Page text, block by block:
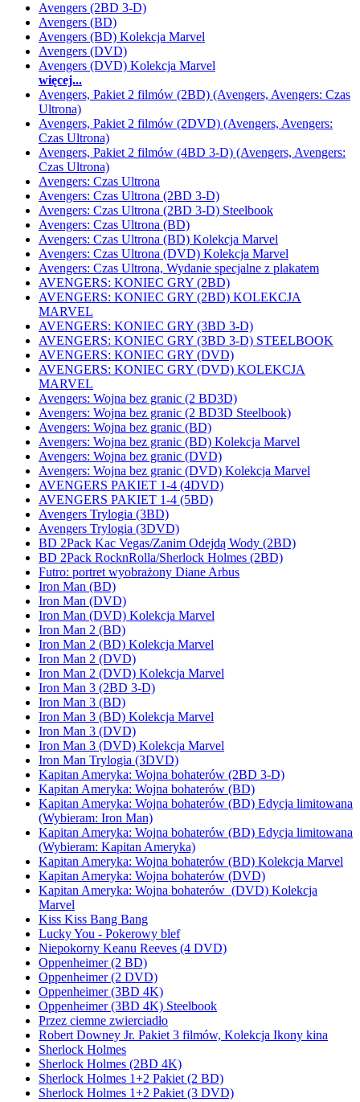
Avengers (2BD 3-D)
Avengers (BD)
Avengers (BD) Kolekcja Marvel
Avengers (DVD)
Avengers (DVD) Kolekcja Marvel
więcej...
Avengers, Pakiet 2 filmów (2BD) (Avengers, Avengers: Czas
Ultrona)
Avengers, Pakiet 2 filmów (2DVD) (Avengers, Avengers:
Czas Ultrona)
Avengers, Pakiet 2 filmów (4BD 3-D) (Avengers, Avengers:
Czas Ultrona)
Avengers: Czas Ultrona
Avengers: Czas Ultrona (2BD 3-D)
Avengers: Czas Ultrona (2BD 3-D) Steelbook
Avengers: Czas Ultrona (BD)
Avengers: Czas Ultrona (BD) Kolekcja Marvel
Avengers: Czas Ultrona (DVD) Kolekcja Marvel
Avengers: Czas Ultrona, Wydanie specjalne z plakatem
AVENGERS: KONIEC GRY (2BD)
AVENGERS: KONIEC GRY (2BD) KOLEKCJA
MARVEL
AVENGERS: KONIEC GRY (3BD 3-D)
AVENGERS: KONIEC GRY (3BD 3-D) STEELBOOK
AVENGERS: KONIEC GRY (DVD)
AVENGERS: KONIEC GRY (DVD) KOLEKCJA
MARVEL
Avengers: Wojna bez granic (2 BD3D)
Avengers: Wojna bez granic (2 BD3D Steelbook)
Avengers: Wojna bez granic (BD)
Avengers: Wojna bez granic (BD) Kolekcja Marvel
Avengers: Wojna bez granic (DVD)
Avengers: Wojna bez granic (DVD) Kolekcja Marvel
AVENGERS PAKIET 1-4 (4DVD)
AVENGERS PAKIET 1-4 (5BD)
Avengers Trylogia (3BD)
Avengers Trylogia (3DVD)
BD 2Pack Kac Vegas/Zanim Odejdą Wody (2BD)
BD 2Pack RocknRolla/Sherlock Holmes (2BD)
Futro: portret wyobrażony Diane Arbus
Iron Man (BD)
Iron Man (DVD)
Iron Man (DVD) Kolekcja Marvel
Iron Man 2 (BD)
Iron Man 2 (BD) Kolekcja Marvel
Iron Man 2 (DVD)
Iron Man 2 (DVD) Kolekcja Marvel
Iron Man 3 (2BD 3-D)
Iron Man 3 (BD)
Iron Man 3 (BD) Kolekcja Marvel
Iron Man 3 (DVD)
Iron Man 3 (DVD) Kolekcja Marvel
Iron Man Trylogia (3DVD)
Kapitan Ameryka: Wojna bohaterów (2BD 3-D)
Kapitan Ameryka: Wojna bohaterów (BD)
Kapitan Ameryka: Wojna bohaterów (BD) Edycja limitowana
(Wybieram: Iron Man)
Kapitan Ameryka: Wojna bohaterów (BD) Edycja limitowana
(Wybieram: Kapitan Ameryka)
Kapitan Ameryka: Wojna bohaterów (BD) Kolekcja Marvel
Kapitan Ameryka: Wojna bohaterów (DVD)
Kapitan Ameryka: Wojna bohaterów (DVD) Kolekcja
Marvel
Kiss Kiss Bang Bang
Lucky You - Pokerowy blef
Niepokorny Keanu Reeves (4 DVD)
Oppenheimer (2 BD)
Oppenheimer (2 DVD)
Oppenheimer (3BD 4K)
Oppenheimer (3BD 4K) Steelbook
Przez ciemne zwierciadło
Robert Downey Jr. Pakiet 3 filmów, Kolekcja Ikony kina
Sherlock Holmes
Sherlock Holmes (2BD 4K)
Sherlock Holmes 1+2 Pakiet (2 BD)
Sherlock Holmes 1+2 Pakiet (3 DVD)